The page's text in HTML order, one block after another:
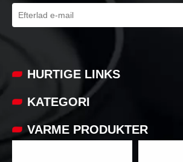
HURTIGE LINKS
KATEGORI
VARME PRODUKTER